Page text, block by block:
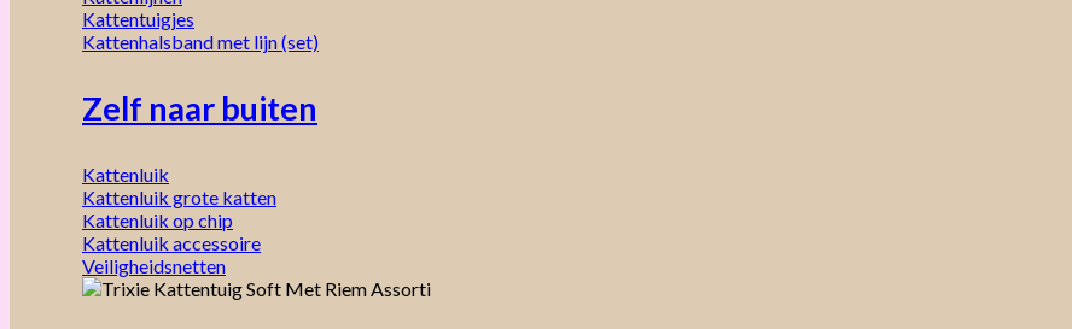
Kattentuigjes
Kattenhalsband met lijn (set)
Zelf naar buiten
Kattenluik
Kattenluik grote katten
Kattenluik op chip
Kattenluik accessoire
Veiligheidsnetten